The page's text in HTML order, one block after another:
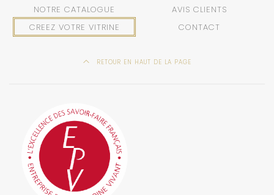
NOTRE CATALOGUE
AVIS CLIENTS
CREEZ VOTRE VITRINE
CONTACT
RETOUR EN HAUT DE LA PAGE